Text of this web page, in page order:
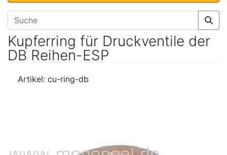
Kupferring für Druckventile der
DB Reihen-ESP
Artikel: cu-ring-db